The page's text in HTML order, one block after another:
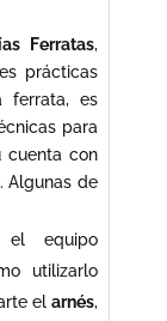
Ferratas,
prácticas
ferrata, es
para
cuenta con
Algunas de
el equipo
utilizarlo
el arnés,